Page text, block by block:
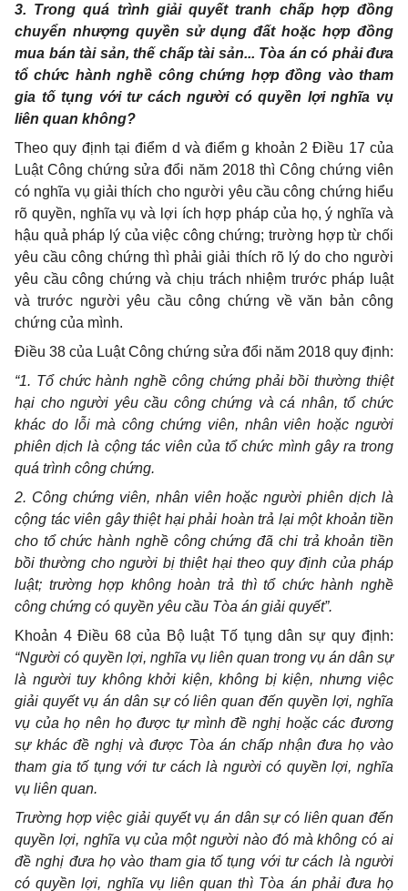
3. Trong quá trình giải quyết tranh chấp hợp đồng
chuyển nhượng quyền sử dụng đất hoặc hợp đồng
mua bán tài sản, thế chấp tài sản... Tòa án có phải đưa
tổ chức hành nghề công chứng hợp đồng vào tham
gia tố tụng với tư cách người có quyền lợi nghĩa vụ
liên quan không?
Theo quy định tại điểm d và điểm g khoản 2 Điều 17 của
Luật Công chứng sửa đổi năm 2018 thì Công chứng viên
có nghĩa vụ giải thích cho người yêu cầu công chứng hiểu
rõ quyền, nghĩa vụ và lợi ích hợp pháp của họ, ý nghĩa và
hậu quả pháp lý của việc công chứng; trường hợp từ chối
yêu cầu công chứng thì phải giải thích rõ lý do cho người
yêu cầu công chứng và chịu trách nhiệm trước pháp luật
và trước người yêu cầu công chứng về văn bản công
chứng của mình.
Điều 38 của Luật Công chứng sửa đổi năm 2018 quy định:
“1. Tổ chức hành nghề công chứng phải bồi thường thiệt
hại cho người yêu cầu công chứng và cá nhân, tổ chức
khác do lỗi mà công chứng viên, nhân viên hoặc người
phiên dịch là cộng tác viên của tổ chức mình gây ra trong
quá trình công chứng.
2. Công chứng viên, nhân viên hoặc người phiên dịch là
cộng tác viên gây thiệt hại phải hoàn trả lại một khoản tiền
cho tổ chức hành nghề công chứng đã chi trả khoản tiền
bồi thường cho người bị thiệt hại theo quy định của pháp
luật; trường hợp không hoàn trả thì tổ chức hành nghề
công chứng có quyền yêu cầu Tòa án giải quyết”.
Khoản 4 Điều 68 của Bộ luật Tố tụng dân sự quy định:
“Người có quyền lợi, nghĩa vụ liên quan trong vụ án dân sự
là người tuy không khởi kiện, không bị kiện, nhưng việc
giải quyết vụ án dân sự có liên quan đến quyền lợi, nghĩa
vụ của họ nên họ được tự mình đề nghị hoặc các đương
sự khác đề nghị và được Tòa án chấp nhận đưa họ vào
tham gia tố tụng với tư cách là người có quyền lợi, nghĩa
vụ liên quan.
Trường hợp việc giải quyết vụ án dân sự có liên quan đến
quyền lợi, nghĩa vụ của một người nào đó mà không có ai
đề nghị đưa họ vào tham gia tố tụng với tư cách là người
có quyền lợi, nghĩa vụ liên quan thì Tòa án phải đưa họ